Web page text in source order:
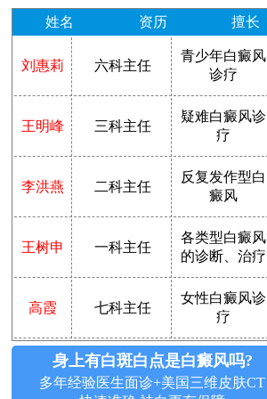
姓名 资历 擅长
刘惠莉 六科主任
青少年白癜风
诊疗
王明峰 三科主任
疑难白癜风诊
疗
李洪燕 二科主任
反复发作型白
癜风
王树申 一科主任
各类型白癜风
的诊断、治疗
高霞 七科主任
女性白癜风诊
疗
身上有白斑白点是白癜风吗?
多年经验医生面诊+美国三维皮肤CT